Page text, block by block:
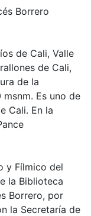
Borrero
de Cali, Valle
de Cali,
de la
Es uno de
Cali. En la
y Fílmico del
la Biblioteca
Borrero, por
la Secretaría de